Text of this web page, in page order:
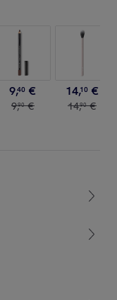
9,40 €
9,90 €
14,10 €
14,90 €